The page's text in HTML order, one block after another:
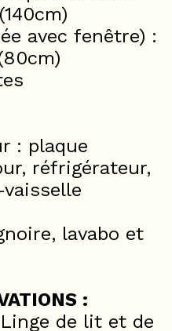
avec fenêtre) :
: plaque
réfrigérateur,
lavabo et
:
de lit et de